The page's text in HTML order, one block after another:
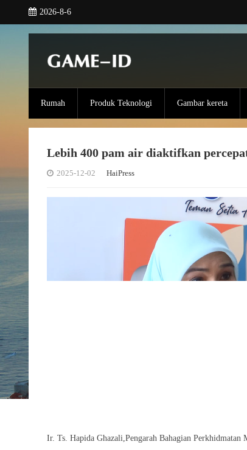
2026-8-6
Rumah Produk Teknologi Gambar kereta
Lebih 400 pam air diaktifkan
2025-12-02 HaiPress
Ir. Ts. Hapida Ghazali,Pengarah Bahagian